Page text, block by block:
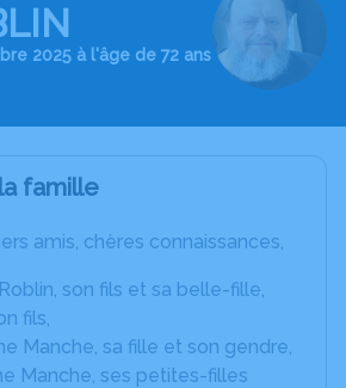
2025 à l'âge de 72 ans
famille
amis, chères connaissances,
son fils et sa belle-fille,
fils,
Manche, sa fille et son gendre,
Manche, ses petites-filles